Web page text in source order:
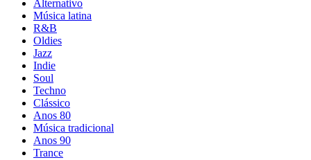
Alternativo
Música latina
R&B
Oldies
Jazz
Indie
Soul
Techno
Clássico
Anos 80
Música tradicional
Anos 90
Trance